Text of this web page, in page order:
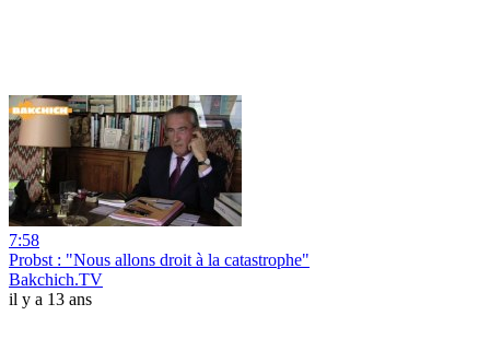
7:58
Probst : "Nous allons droit à la catastrophe"
Bakchich.TV
il y a 13 ans